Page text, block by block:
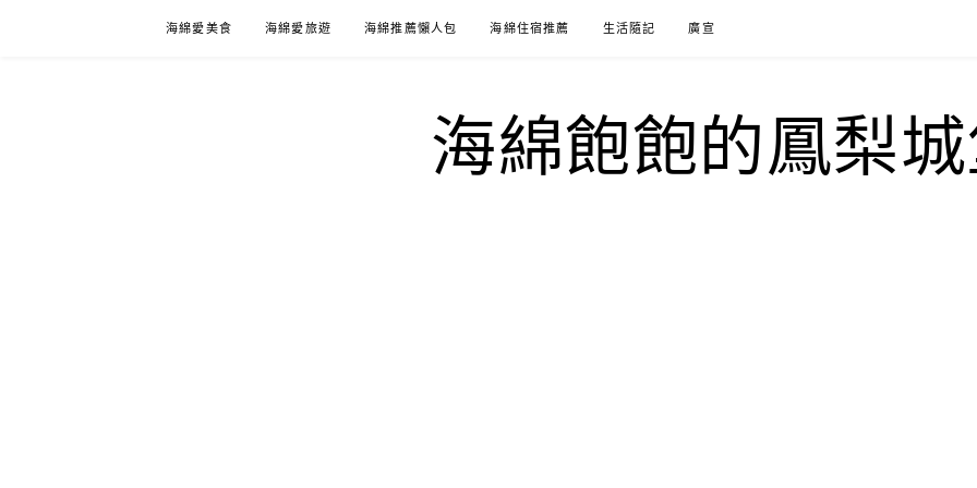
海綿愛美食 海綿愛旅遊 海綿推薦懶人包 海綿住宿推薦 生活隨記 廣宣
海綿飽飽的鳳梨